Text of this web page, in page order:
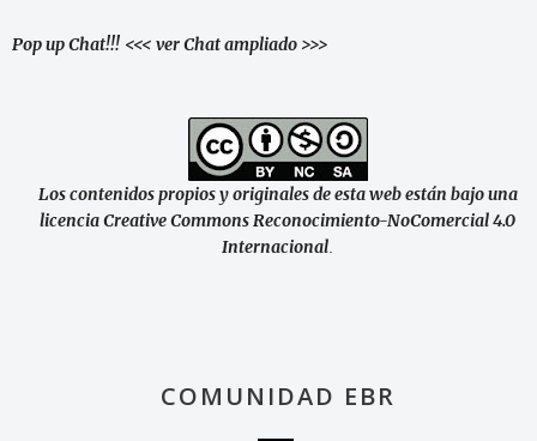
Pop up Chat!!! <<< ver Chat ampliado >>>
Los contenidos propios y originales de esta web están bajo una
licencia Creative Commons Reconocimiento-NoComercial 4.0
Internacional
COMUNIDAD EBR